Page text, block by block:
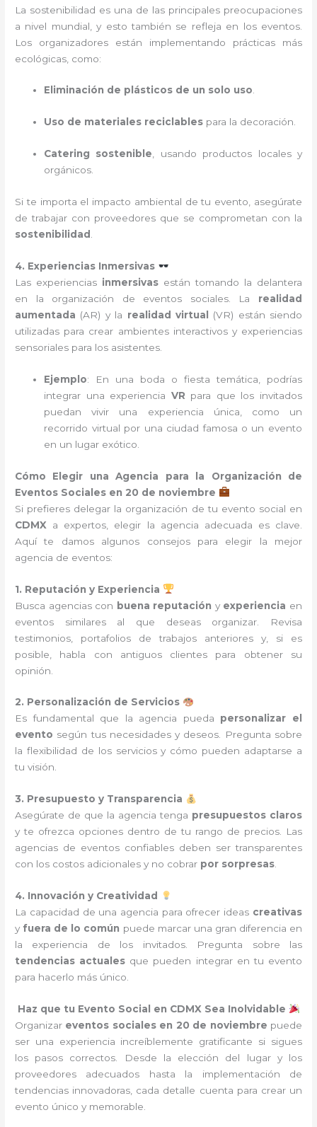
La sostenibilidad es una de las principales preocupaciones
a nivel mundial, y esto también se refleja en los eventos.
Los organizadores están implementando prácticas más
ecológicas, como:
Eliminación de plásticos de un solo uso.
Uso de materiales reciclables para la decoración.
Catering sostenible , usando productos locales y
orgánicos.
Si te importa el impacto ambiental de tu evento, asegúrate
de trabajar con proveedores que se comprometan con la
sostenibilidad
4. Experiencias Inmersivas
Las experiencias inmersivas están tomando la delantera
en la organización de eventos sociales. La realidad
aumentada (AR) y la realidad virtual
(VR) están siendo
utilizadas para crear ambientes interactivos y experiencias
sensoriales para los asistentes.
Ejemplo: En una boda o fiesta temática, podrías
integrar una experiencia VR para que los invitados
puedan vivir una experiencia única, como un
recorrido virtual por una ciudad famosa o un evento
en un lugar exótico.
Cómo Elegir una Agencia para la Organización de
Eventos Sociales en 20 de noviembre
Si prefieres delegar la organización de tu evento social en
CDMX a expertos, elegir la agencia adecuada es clave.
Aquí te damos algunos consejos para elegir la mejor
agencia de eventos:
1. Reputación y Experiencia
Busca agencias con buena reputación y experiencia en
eventos similares al que deseas organizar. Revisa
testimonios, portafolios de trabajos anteriores y, si es
posible, habla con antiguos clientes para obtener su
opinión.
2. Personalización de Servicios
Es fundamental que la agencia pueda personalizar el
evento según tus necesidades y deseos. Pregunta sobre
la flexibilidad de los servicios y cómo pueden adaptarse a
tu visión.
3. Presupuesto y Transparencia
Asegúrate de que la agencia tenga presupuestos claros
y te ofrezca opciones dentro de tu rango de precios. Las
agencias de eventos confiables deben ser transparentes
con los costos adicionales y no cobrar por sorpresas.
4. Innovación y Creatividad
La capacidad de una agencia para ofrecer ideas creativas
y fuera de lo común puede marcar una gran diferencia en
la experiencia de los invitados. Pregunta sobre las
tendencias actuales que pueden integrar en tu evento
para hacerlo más único.
Haz que tu Evento Social en CDMX Sea Inolvidable
Organizar eventos sociales en 20 de noviembre puede
ser una experiencia increíblemente gratificante si sigues
los pasos correctos. Desde la elección del lugar y los
proveedores adecuados hasta la implementación de
tendencias innovadoras, cada detalle cuenta para crear un
evento único y memorable.